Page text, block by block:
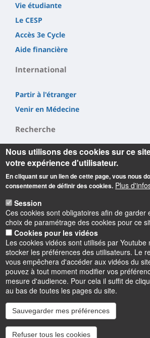
Vie étudiante
Le CESP
Accès 3e Cycle
Aide financière
International
Partir à l'étranger
Venir en Médecine
Recherche
LI²RSO
CBM
INEM
Informations
InstagramLinkedInYoutube
Nous utilisons des cookies sur ce
votre expérience d'utilisateur.
En cliquant sur un lien de cette page, vous nous
consentement de définir des cookies. Plus
Session
Ces cookies sont obligatoires afin de garder
choix de paramétrage des cookies pour ce
Cookies pour les vidéos
Les cookies vidéos sont utilisés par
stocker les préférences des utilisateurs. Le
vous empêchera d'accéder aux vidéos du
pouvez à tout moment modifier vos
mesure d'audience. Pour cela il suffit de
au bas de toutes les pages du site.
Sauvegarder mes préférences
Refuser tous les cookies